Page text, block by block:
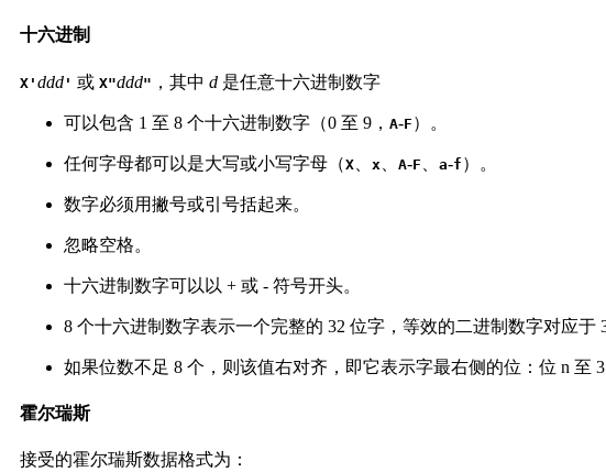
十六进制
X' ddd ' 或 X"ddd" ，其中 d 是任意十六进制数字
可以包含 1 至 8 个十六进制数字（0 至 9， A-F ）。
任何字母都可以是大写或小写字母（X x A-F a-f ）。
数字必须用撇号或引号括起来。
忽略空格。
十六进制数字可以以 + 或 - 符号开头。
8 个十六进制数字表示一个完整的 32 位字，等效的二进制数字对应于
如果位数不足 8 个，则该值右对齐，即它表示字最右侧的位：位 n 至
霍尔瑞斯
接受的霍尔瑞斯数据格式为：